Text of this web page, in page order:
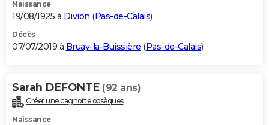
Naissance
19/08/1925 à Divion (Pas-de-Calais)
Décès
07/07/2019 à Bruay-la-Buissière (Pas-de-Calais)
Sarah DEFONTE (92 ans)
Créer une cagnotte obsèques
Naissance